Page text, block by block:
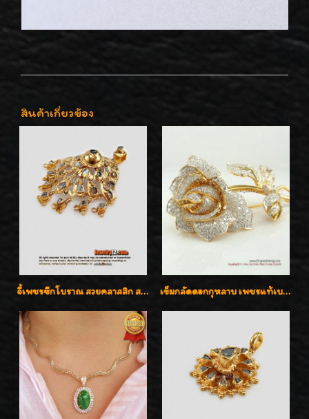
สินค้าเกี่ยวข้อง
จี้เพชรซีกโบราณ สวยคลาสสิก สภาพสมบูรณ์สุดๆค่ะ เข็มกลัดดอกกุหลาบ เพชรแท้เบลเยี่ยมคัต งานปราณีตค่ะ